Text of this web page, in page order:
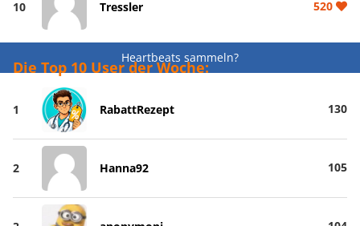
10 Tressler 520
Heartbeats sammeln?
Die Top 10 User der Woche:
1 RabattRezept 130
2 Hanna92 105